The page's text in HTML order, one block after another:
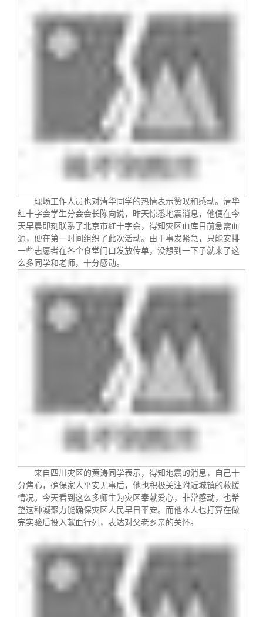
现场工作人员也对清华同学的热情表示赞叹和感动。清华
红十字会学生分会会长陈向说，昨天惊悉地震消息，他便在今
天早晨即刻联系了北京市红十字会，得知灾区血库目前急需血
源，便在第一时间组织了此次活动。由于事发紧急，只能安排
一些志愿者在各个食堂门口发放传单，没想到一下子就来了这
么多同学和老师，十分感动。
来自四川灾区的黄涛同学表示，得知地震的消息，自己十
分焦心，确保家人平安无事后，他也积极关注附近城镇的救援
情况。今天看到这么多师生为灾区奉献爱心，非常感动，也希
望这种凝聚力能确保灾区人民早日平安。而他本人也打算在做
完实验后投入献血行列，表达对父老乡亲的关怀。